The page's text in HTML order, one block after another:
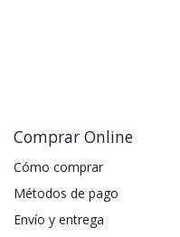
Comprar Online
Cómo comprar
Métodos de pago
Envío y entrega